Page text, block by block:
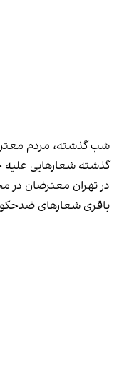
شب گذشته، مردم
گذشته شعارهایی
در تهران معترضان در
باقری شعارهای